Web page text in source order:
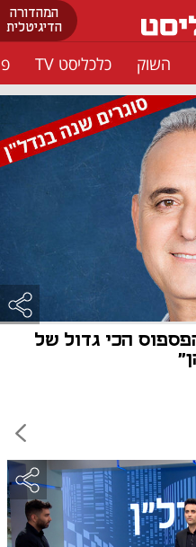
המהדורה
הדיגיטלית
השוק כלכליסט TV
הכי גדול של